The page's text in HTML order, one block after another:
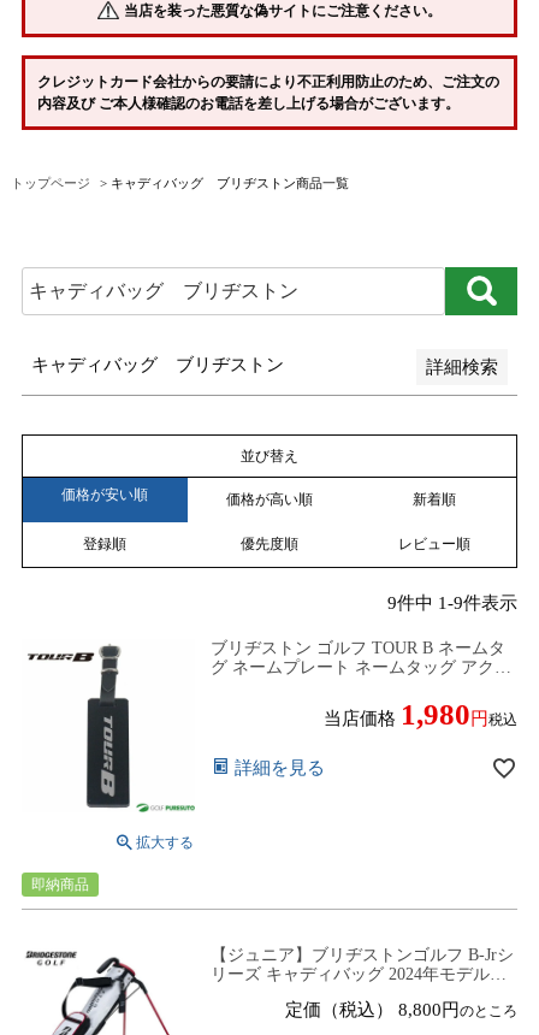
当店を装った悪質な偽サイトにご注意ください。
クレジットカード会社からの要請により不正利用防止のため、ご注文の
内容及び ご本人様確認のお電話を差し上げる場合がございます。
トップページ キャディバッグ ブリヂストン商品一覧
キャディバッグ ブリヂストン 詳細検索
登録順
価格が安い順
検索
並び替え
価格が安い順 価格が高い順 新着順
登録順 優先度順 レビュー順
9件中 1-9件表示
ブリヂストン ゴルフ TOUR B ネームタ
グ ネームプレート ネームタッグ アクリ
当店価格 1,980 税込
詳細を見る
即納商品
【ジュニア】ブリヂストンゴルフ B-Jrシ
リーズ キャディバッグ 2024年モデル
ュニア TYPE130 ジュニア]【■B■】
定価（税込） 8,800 のところ